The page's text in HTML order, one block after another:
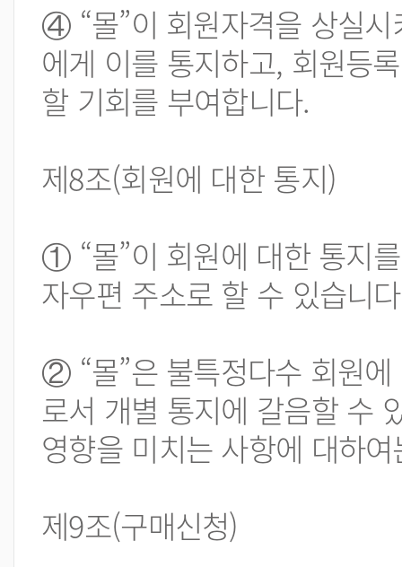
④ “몰”이 회원자격을 상실
에게 이를 통지하고, 회원등
할 기회를 부여합니다.
제8조(회원에 대한 통지)
① “몰”이 회원에 대한 통지
자우편 주소로 할 수 있습니
② “몰”은 불특정다수 회원
로서 개별 통지에 갈음할 수
영향을 미치는 사항에 대하
제9조(구매신청)